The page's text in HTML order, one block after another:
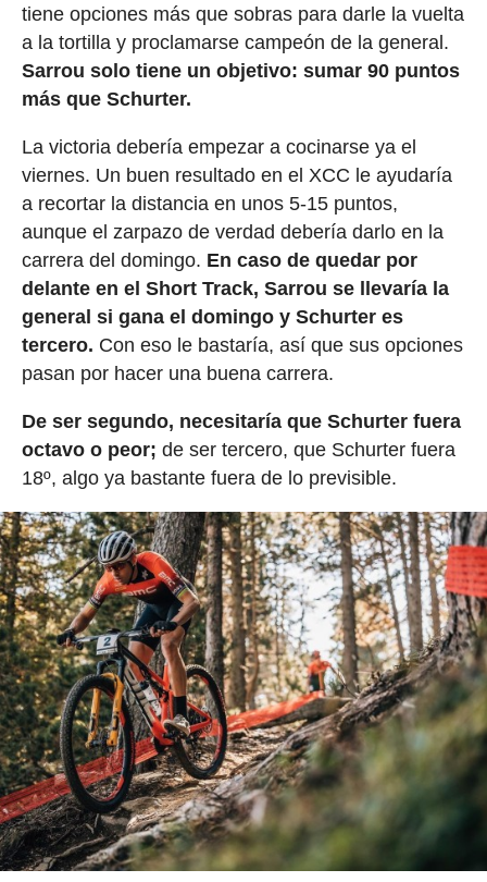
tiene opciones más que sobras para darle la vuelta
a la tortilla y proclamarse campeón de la general.
Sarrou solo tiene un objetivo: sumar 90 puntos
más que Schurter.
La victoria debería empezar a cocinarse ya el
viernes. Un buen resultado en el XCC le ayudaría
a recortar la distancia en unos 5-15 puntos,
aunque el zarpazo de verdad debería darlo en la
carrera del domingo. En caso de quedar por
delante en el Short Track, Sarrou se llevaría la
general si gana el domingo y Schurter es
tercero. Con eso le bastaría, así que sus opciones
pasan por hacer una buena carrera.
De ser segundo, necesitaría que Schurter fuera
octavo o peor; de ser tercero, que Schurter fuera
18º, algo ya bastante fuera de lo previsible.